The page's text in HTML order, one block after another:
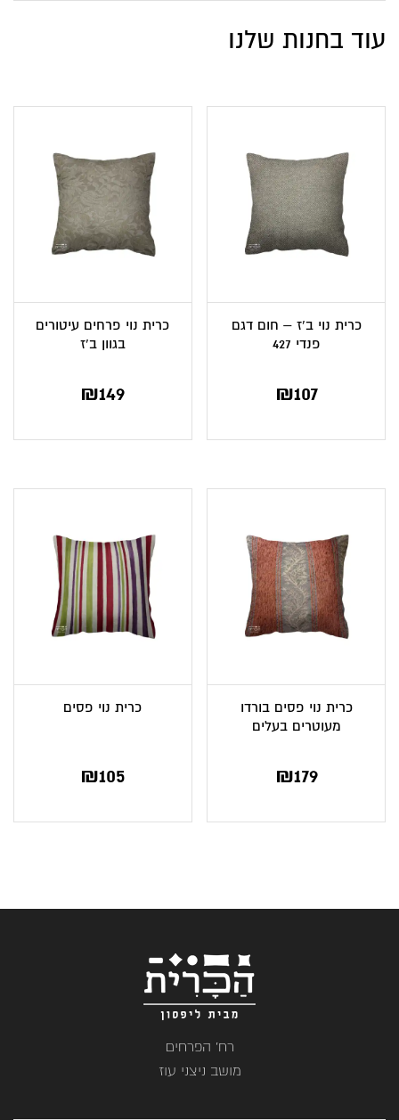
עוד בחנות שלנו
כרית נוי ב’ז – חום דגם
פנדי 427
₪107
כרית נוי פרחים עיטורים
בגוון ב’ז
₪149
כרית נוי פסים בורדו
מעוטרים בעלים
₪179
כרית נוי פסים
₪105
רח' הפרחים
מושב ניצני עוז